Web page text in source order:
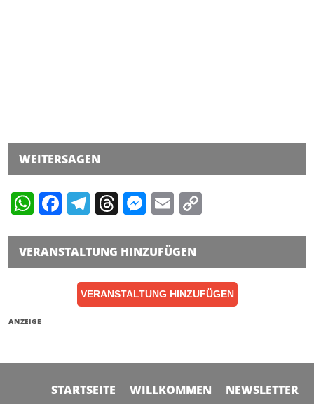
WEITERSAGEN
WhatsApp
Facebook
Telegram
Threads
Messenger
Email
VERANSTALTUNG HINZUFÜGEN
VERANSTALTUNG HINZUFÜGEN
ANZEIGE
STARTSEITE WILLKOMMEN
NEWSLETTER